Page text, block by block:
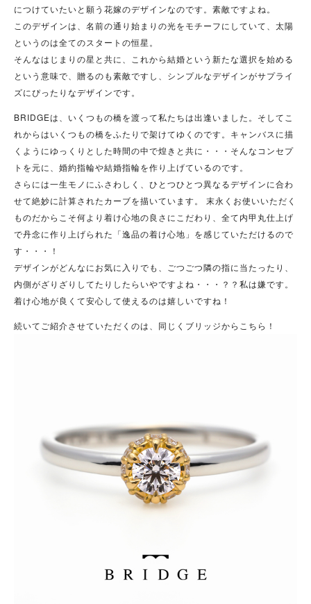
につけていたいと願う花嫁のデザインなのです。素敵ですよね。
このデザインは、名前の通り始まりの光をモチーフにしていて、太陽
というのは全てのスタートの恒星。
そんなはじまりの星と共に、これから結婚という新たな選択を始める
という意味で、贈るのも素敵ですし、シンプルなデザインがサプライ
ズにぴったりなデザインです。
BRIDGEは、いくつもの橋を渡って私たちは出逢いました。そしてこ
れからはいくつもの橋をふたりで架けてゆくのです。キャンバスに描
くようにゆっくりとした時間の中で煌きと共に・・・そんなコンセプ
トを元に、婚約指輪や結婚指輪を作り上げているのです。
さらには一生モノにふさわしく、ひとつひとつ異なるデザインに合わ
せて絶妙に計算されたカーブを描いています。 末永くお使いいただく
ものだからこそ何より着け心地の良さにこだわり、全て内甲丸仕上げ
で丹念に作り上げられた「逸品の着け心地」を感じていただけるので
す・・・！
デザインがどんなにお気に入りでも、ごつごつ隣の指に当たったり、
内側がざりざりしてたりしたらいやですよね・・・？？私は嫌です。
着け心地が良くて安心して使えるのは嬉しいですね！
続いてご紹介させていただくのは、同じくブリッジからこちら！